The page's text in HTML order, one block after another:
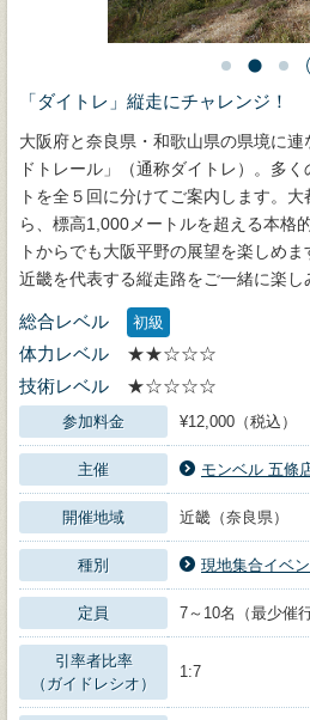
「ダイトレ」縦走にチャレンジ！
大阪府と奈良県・和歌山県の県境に
ドトレール」（通称ダイトレ）。多
トを全５回に分けてご案内します。
ら、標高1,000メートルを超える本格
トからでも大阪平野の展望を楽しめま
近畿を代表する縦走路をご一緒に楽し
総合レベル 初級
体力レベル
★★☆☆☆
技術レベル
★☆☆☆☆
参加料金 ¥12,000（税込）
主催 モンベル 五條
開催地域 近畿（奈良県）
種別 現地集合イベン
定員 7～10名（最少催行
引率者比率
（ガイドレシオ）
1:7